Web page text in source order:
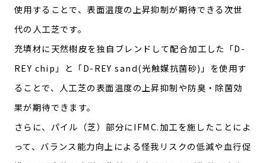
使用することで、表面温度の上昇抑制が期待できる次世
代の人工芝です。
充填材に天然樹皮を独自ブレンドして配合加工した「D-
REY chip」と「D-REY sand(光触媒抗菌砂)」を使用す
ることで、人工芝の表面温度の上昇抑制や防臭・除菌効
果が期待できます。
さらに、パイル（芝）部分にIFMC.加工を施したことによ
って、バランス能力向上による怪我リスクの低減や血行促